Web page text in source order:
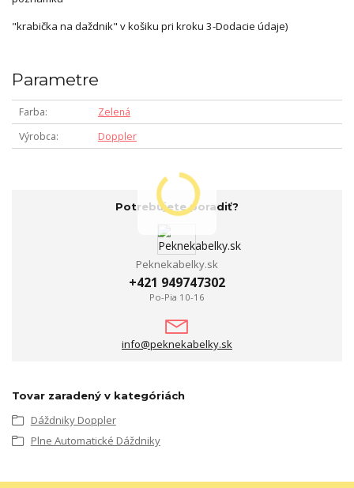
"krabička na daždnik" v košiku pri kroku 3-Dodacie údaje)
Parametre
Farba
Zelená
Výrobca
Doppler
Potrebujete poradiť?
Peknekabelky.sk
+421 949747302
Po-Pia 10-16
info@peknekabelky.sk
Tovar zaradený v kategóriách
Dáždniky Doppler
Plne Automatické Dáždniky